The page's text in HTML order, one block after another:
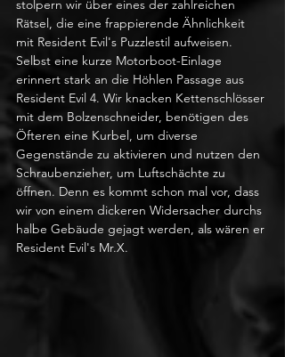
stolpern wir über eines der zahlreichen
Rätsel, die eine frappierende Ähnlichkeit
mit Resident Evil's Puzzlestil aufweisen.
Selbst eine kurze Motorboot-Einlage
erinnert stark an die Höhlen Passage aus
Resident Evil 4. Wir knacken Kettenschlösser
mit dem Bolzenschneider, benötigen des
Öfteren eine Kurbel, um diverse
Gegenstände zu aktivieren und nutzen den
Schraubenzieher, um Luftschächte zu
öffnen. Denn es kommt schon mal vor, dass
wir von einem dickeren Widersacher durchs
halbe Gebäude gejagt werden, als wären er
Resident Evil's Mr.X.